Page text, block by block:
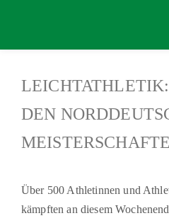
DEN
Über 500 Athletinnen und
kämpften an diesem